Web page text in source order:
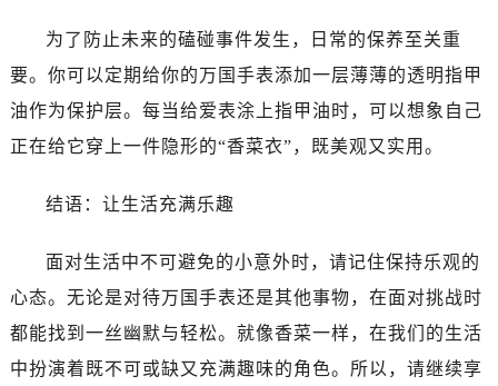
为了防止未来的磕碰事件发生，日常的保养至关重
要。你可以定期给你的万国手表添加一层薄薄的透明指甲
油作为保护层。每当给爱表涂上指甲油时，可以想象自己
正在给它穿上一件隐形的“香菜衣”，既美观又实用。
结语：让生活充满乐趣
面对生活中不可避免的小意外时，请记住保持乐观的
心态。无论是对待万国手表还是其他事物，在面对挑战时
都能找到一丝幽默与轻松。就像香菜一样，在我们的生活
中扮演着既不可或缺又充满趣味的角色。所以，请继续享